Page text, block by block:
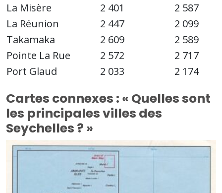
La Misère
2 401
2 587
La Réunion
2 447
2 099
Takamaka
2 609
2 589
Pointe La Rue
2 572
2 717
Port Glaud
2 033 2 174
Cartes connexes : « Quelles sont
les principales villes des
Seychelles ? »